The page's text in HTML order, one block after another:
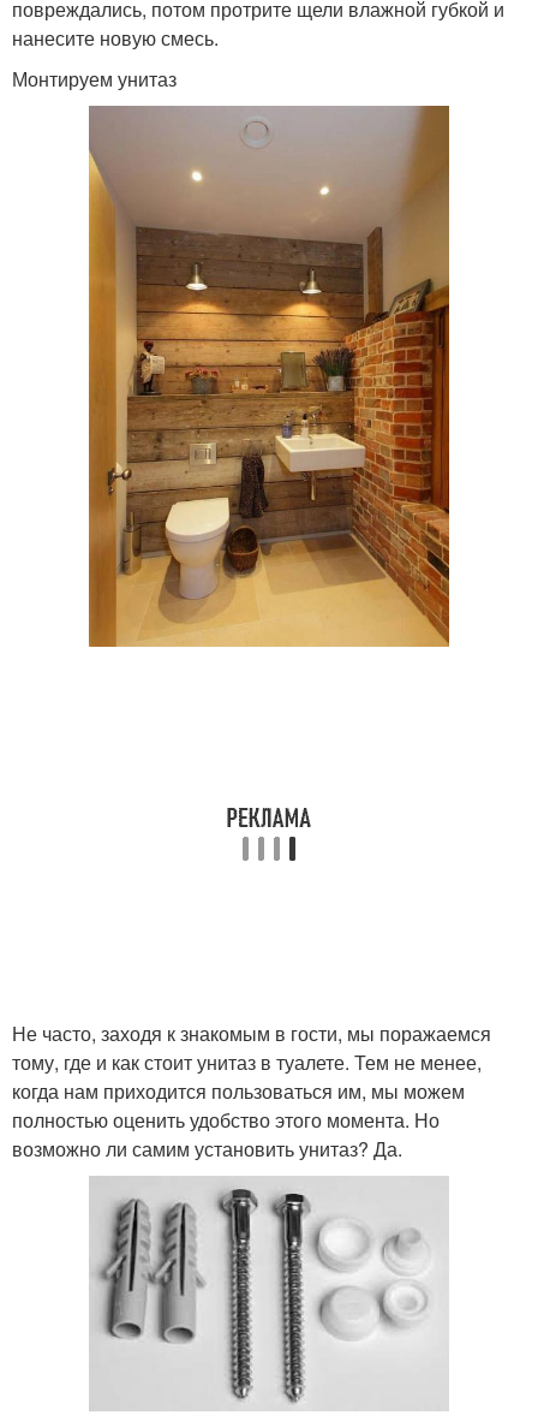
повреждались, потом протрите щели влажной губкой и
нанесите новую смесь.
Монтируем унитаз
Не часто, заходя к знакомым в гости, мы поражаемся
тому, где и как стоит унитаз в туалете. Тем не менее,
когда нам приходится пользоваться им, мы можем
полностью оценить удобство этого момента. Но
возможно ли самим установить унитаз? Да.